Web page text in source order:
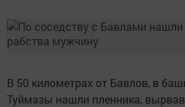
В 50 километрах от Бавлов, в
Туймазы нашли пленника,